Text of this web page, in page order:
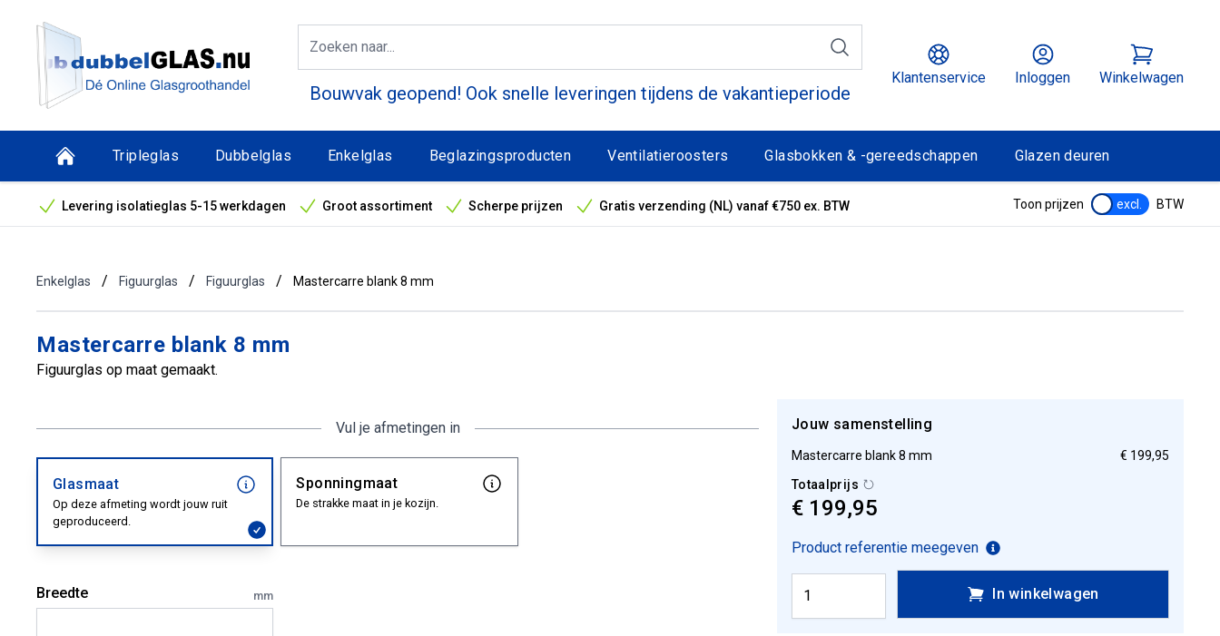
Bouwvak geopend! Ook snelle leveringen tijdens de vakantieperiode
Klantenservice Inloggen Winkelwagen
Tripleglas Dubbelglas Enkelglas Beglazingsproducten Ventilatieroosters Glasbokken & -gereedschappen Glazen deuren
Levering isolatieglas 5-15 werkdagen Groot assortiment Scherpe prijzen
Gratis verzending (NL) vanaf €750 ex. BTW
Bouwvak geopend! Óók snelle leveringen tijdens de vakantieperiode
Toon prijzen excl. BTW
Enkelglas / Figuurglas / Figuurglas / Mastercarre blank 8 mm
Mastercarre blank 8 mm
Figuurglas op maat gemaakt.
Vul je afmetingen in
Glasmaat
Op deze afmeting wordt jouw ruit
geproduceerd.
Sponningmaat
De strakke maat in je kozijn.
Breedte mm
Jouw samenstelling
Mastercarre blank 8 mm
€ 199,95
Totaalprijs
€ 199,95
Product referentie meegeven
In winkelwagen